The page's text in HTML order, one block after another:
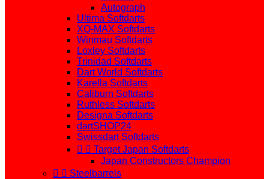
Autograph
Ultima Softdarts
XQ-MAX Softdarts
Winmau Softdarts
Loxley Softdarts
Trinidad Softdarts
Dart World Softdarts
Karella Softdarts
Caliburn Softdarts
Ruthless Softdarts
Designa Softdarts
dartSHOP24
Swissdart Softdarts
  Target Japan Softdarts
Japan Constructors Champion
  Steelbarrels